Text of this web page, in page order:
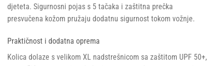
djeteta. Sigurnosni pojas s 5 tačaka i zaštitna prečka
presvučena kožom pružaju dodatnu sigurnost tokom vožnje.
Praktičnost i dodatna oprema
Kolica dolaze s velikom XL nadstrešnicom sa zaštitom UPF 50+,